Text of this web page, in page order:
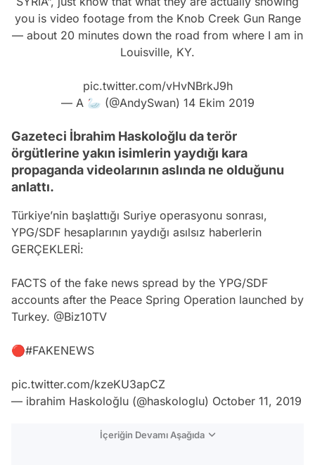
you is video footage from the Knob Creek Gun Range
— about 20 minutes down the road from where I am in
Louisville, KY.
pic.twitter.com/vHvNBrkJ9h
— A 🦢 (@AndySwan) 14 Ekim 2019
Gazeteci İbrahim Haskoloğlu da terör
örgütlerine yakın isimlerin yaydığı kara
propaganda videolarının aslında ne olduğunu
anlattı.
Türkiye’nin başlattığı Suriye operasyonu sonrası,
YPG/SDF hesaplarının yaydığı asılsız haberlerin
GERÇEKLERİ:
FACTS of the fake news spread by the YPG/SDF
accounts after the Peace Spring Operation launched by
Turkey. @Biz10TV
🔴#FAKENEWS
pic.twitter.com/kzeKU3apCZ
— ibrahim Haskoloğlu (@haskologlu) October 11, 2019
İçeriğin Devamı Aşağıda